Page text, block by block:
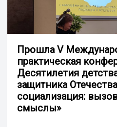
Прошла V
практическая
Десятилетия
защитника
социализация:
смыслы»